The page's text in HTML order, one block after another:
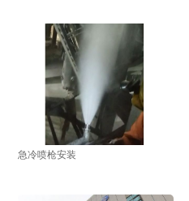
急冷喷枪安装